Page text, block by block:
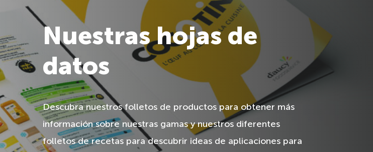
Nuestras hojas de
datos
Descubra nuestros folletos de productos para obtener más
información sobre nuestras gamas y nuestros diferentes
folletos de recetas para descubrir ideas de aplicaciones para